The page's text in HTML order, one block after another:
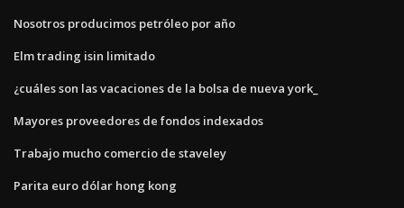
Nosotros producimos petróleo por año
Elm trading isin limitado
¿cuáles son las vacaciones de la bolsa de nueva york_
Mayores proveedores de fondos indexados
Trabajo mucho comercio de staveley
Parita euro dólar hong kong